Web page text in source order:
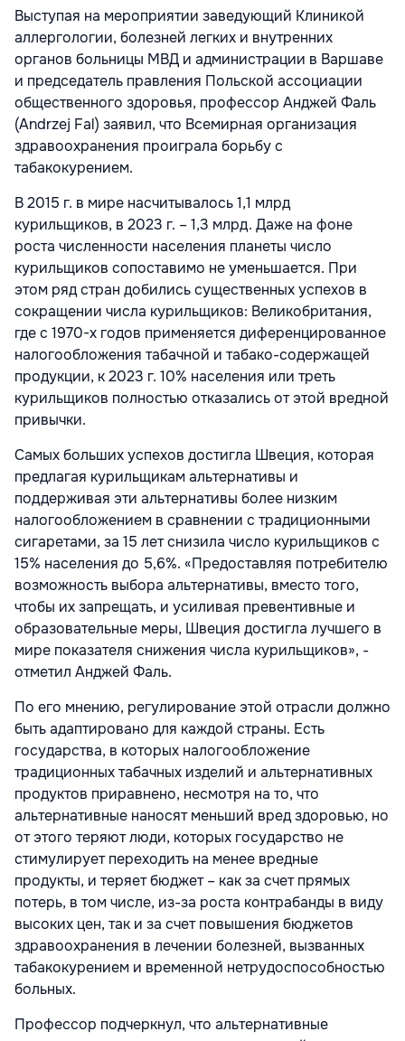
Выступая на мероприятии заведующий Клиникой
аллергологии, болезней легких и внутренних
органов больницы МВД и администрации в Варшаве
и председатель правления Польской ассоциации
общественного здоровья, профессор Анджей Фаль
(Andrzej Fal) заявил, что Всемирная организация
здравоохранения проиграла борьбу с
табакокурением.
В 2015 г. в мире насчитывалось 1,1 млрд
курильщиков, в 2023 г. – 1,3 млрд. Даже на фоне
роста численности населения планеты число
курильщиков сопоставимо не уменьшается. При
этом ряд стран добились существенных успехов в
сокращении числа курильщиков: Великобритания,
где с 1970-х годов применяется диференцированное
налогообложения табачной и табако-содержащей
продукции, к 2023 г. 10% населения или треть
курильщиков полностью отказались от этой вредной
привычки.
Самых больших успехов достигла Швеция, которая
предлагая курильщикам альтернативы и
поддерживая эти альтернативы более низким
налогообложением в сравнении с традиционными
сигаретами, за 15 лет снизила число курильщиков с
15% населения до 5,6%. «Предоставляя потребителю
возможность выбора альтернативы, вместо того,
чтобы их запрещать, и усиливая превентивные и
образовательные меры, Швеция достигла лучшего в
мире показателя снижения числа курильщиков», -
отметил Анджей Фаль.
По его мнению, регулирование этой отрасли должно
быть адаптировано для каждой страны. Есть
государства, в которых налогообложение
традиционных табачных изделий и альтернативных
продуктов приравнено, несмотря на то, что
альтернативные наносят меньший вред здоровью, но
от этого теряют люди, которых государство не
стимулирует переходить на менее вредные
продукты, и теряет бюджет – как за счет прямых
потерь, в том числе, из-за роста контрабанды в виду
высоких цен, так и за счет повышения бюджетов
здравоохранения в лечении болезней, вызванных
табакокурением и временной нетрудоспособностью
больных.
Профессор подчеркнул, что альтернативные